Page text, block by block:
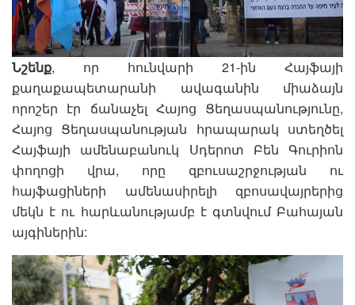
Նշենք, որ հունվարի 21-ին Հայֆայի
քաղաքապետարանի ավագանին միաձայն
որոշեր էր ճանաչել Հայոց Ցեղասպանությունը,
Հայոց Ցեղասպանության հրապարակ ստեղծել
Հայֆայի ամենաբանուկ Սդերոտ Բեն Գուրիոն
փողոցի վրա, որը զբուսաշրջության ու
հայֆացիների ամենասիրելի զբոսավայրերից
մեկն է ու հարևանությամբ է գտնվում Բահայան
այգիներին: